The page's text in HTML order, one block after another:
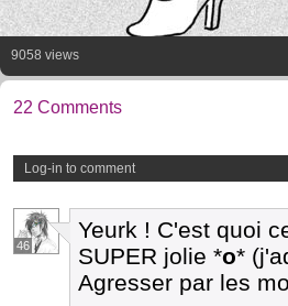
9058 views
22 Comments
Log-in to comment
46
Yeurk ! C'est quoi
SUPER jolie *o*
Agresser par les